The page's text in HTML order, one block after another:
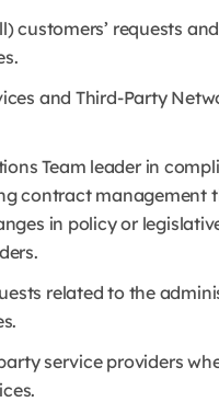
customers’ requests
and Third-Party
Team leader in
contract
in policy or
related to the
service providers